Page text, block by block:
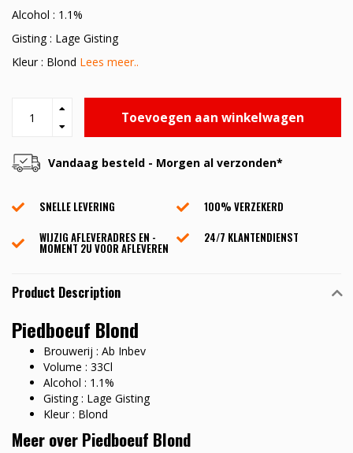
Alcohol : 1.1%
Gisting : Lage Gisting
Kleur : Blond Lees meer..
Toevoegen aan winkelwagen
Vandaag besteld - Morgen al verzonden*
SNELLE LEVERING
100% VERZEKERD
WIJZIG AFLEVERADRES EN -
MOMENT 2U VOOR AFLEVEREN
24/7 KLANTENDIENST
Product Description
Piedboeuf Blond
Brouwerij : Ab Inbev
Volume : 33Cl
Alcohol : 1.1%
Gisting : Lage Gisting
Kleur : Blond
Meer over Piedboeuf Blond